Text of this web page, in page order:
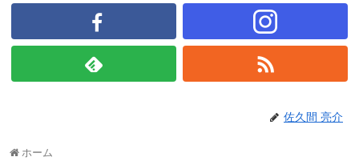
佐久間 亮介
ホーム